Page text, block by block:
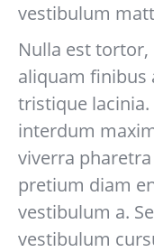
vestibulum
Nulla est
aliquam finibus
tristique
interdum
viverra
pretium diam
vestibulum a.
vestibulum